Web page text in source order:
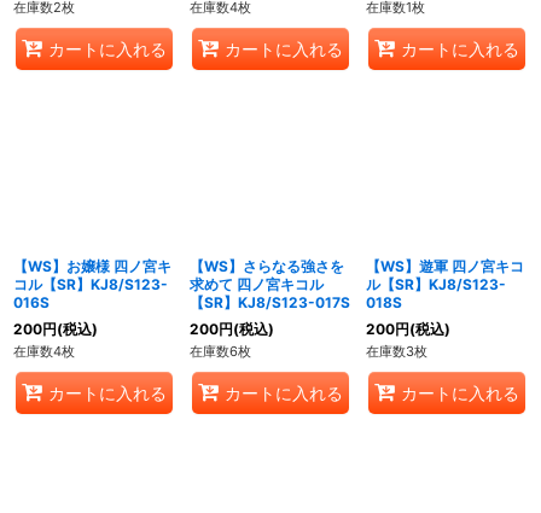
在庫数2枚
カートに入れる
在庫数4枚
カートに入れる
在庫数1枚
カートに入れる
【WS】お嬢様 四ノ宮キ
コル【SR】KJ8/S123-
016S
200円(税込)
在庫数4枚
カートに入れる
【WS】さらなる強さを
求めて 四ノ宮キコル
【SR】KJ8/S123-017S
200円(税込)
在庫数6枚
カートに入れる
【WS】遊軍 四ノ宮キコ
ル【SR】KJ8/S123-
018S
200円(税込)
在庫数3枚
カートに入れる